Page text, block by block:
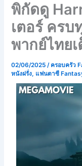
พิกัดดู
เตอร์ คร
พากย์ไทยเ
02/06/2025/ ครอบครัว
หนังฝรั่ง, แฟนตาซี